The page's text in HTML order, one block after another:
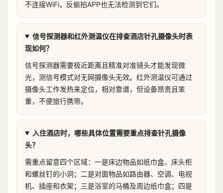
不连接WiFi，反偷拍APP也无法检测到它们。
信号探测器和红外测温仪在排查酒店针孔摄像头时表
现如何？
信号探测器需要极近距离且精准对准镜头才能发现微
光，测信号模式对无网摄像头无效。红外测温仪可通过
摄像头工作发热来定位，相对靠谱，但设备昂贵且笨
重，不便旅行携带。
入住酒店时，哪些具体位置需要重点排查针孔摄像
头？
需重点留意四个区域：一是床边物品如纸巾盒、床头柜
和螺丝钉的小洞；二是对面物品如路由器、空调、电视
机、插座和衣架；三是浴室的马桶及周边纸巾盒；四是